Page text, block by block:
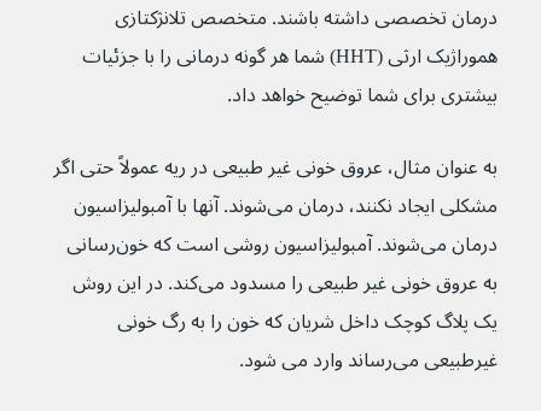
درمان تخصصی داشته باشند. متخصص تلانژکتازی
هموراژیک ارثی (HHT) شما هر گونه درمانی را با جزئیات
بیشتری برای شما توضیح خواهد داد.
به عنوان مثال، عروق خونی غیر طبیعی در ریه عمولاً حتی اگر
مشکلی ایجاد نکنند، درمان می‌شوند. آنها با آمبولیزاسیون
درمان می‌شوند. آمبولیزاسیون روشی است که خون‌رسانی
به عروق خونی غیر طبیعی را مسدود می‌کند. در این روش
یک پلاگ کوچک داخل شریان که خون را به رگ خونی
غیرطبیعی می‌رساند وارد می شود.